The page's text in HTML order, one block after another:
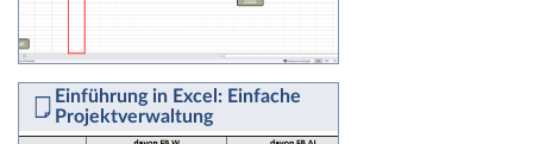
Einführung in Excel: Einfache
Projektverwaltung